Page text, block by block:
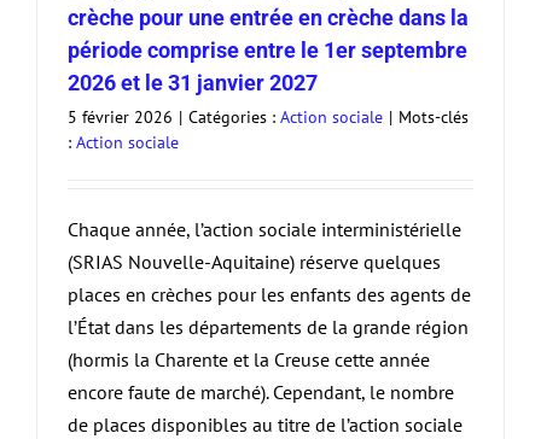
crèche pour une entrée en crèche dans la
période comprise entre le 1er septembre
2026 et le 31 janvier 2027
5 février 2026 | Catégories : Action sociale | Mots-clés
: Action sociale
Chaque année, l’action sociale interministérielle
(SRIAS Nouvelle-Aquitaine) réserve quelques
places en crèches pour les enfants des agents de
l’État dans les départements de la grande région
(hormis la Charente et la Creuse cette année
encore faute de marché). Cependant, le nombre
de places disponibles au titre de l’action sociale